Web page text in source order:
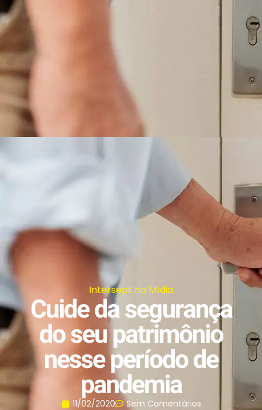
Intersept na Mídia
Cuide da segurança
do seu patrimônio
nesse período de
pandemia
11/02/2020 Sem Comentários